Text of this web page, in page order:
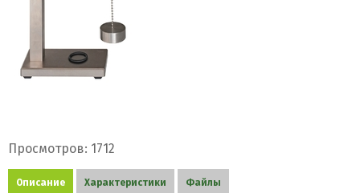
Просмотров: 1712
Описание Характеристики Файлы